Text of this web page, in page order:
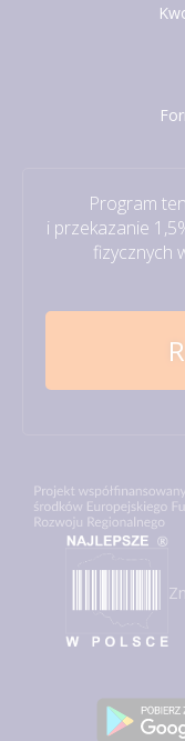
Program
i przekazanie
fizycznych